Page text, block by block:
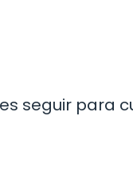
seguir para